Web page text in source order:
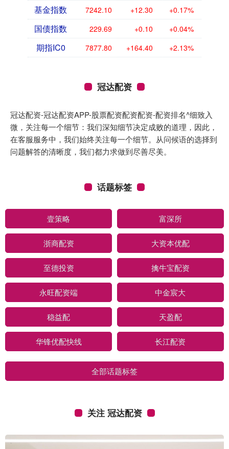
基金指数 7242.10 +12.30 +0.17%
国债指数 229.69 +0.10 +0.04%
期指IC0 7877.80 +164.40 +2.13%
冠达配资
冠达配资-冠达配资APP-股票配资配资配资-配资排名^细致入
微，关注每一个细节：我们深知细节决定成败的道理，因此，
在客服服务中，我们始终关注每一个细节。从问候语的选择到
问题解答的清晰度，我们都力求做到尽善尽美。
话题标签
壹策略 富深所
浙商配资 大资本优配
至德投资 擒牛宝配资
永旺配资端 中金宸大
稳益配 天盈配
华锋优配快线 长江配资
全部话题标签
关注 冠达配资